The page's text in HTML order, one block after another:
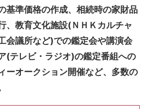
基準価格の作成、相続時の家財品
、教育文化施設(ＮＨＫカルチャ
会議所など)での鑑定会や講演会
(テレビ・ラジオ)の鑑定番組への
ーオークション開催など、多数の